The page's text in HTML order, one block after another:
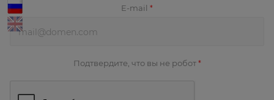
E-mail *
Подтвердите, что вы не робот *